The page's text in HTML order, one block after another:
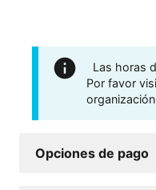
Las horas
Por favor
Opciones de pago